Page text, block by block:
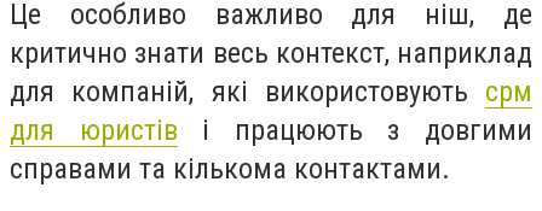
Це особливо важливо для ніш, де
критично знати весь контекст, наприклад
для компаній, які використовують срм
для юристів і працюють з довгими
справами та кількома контактами.